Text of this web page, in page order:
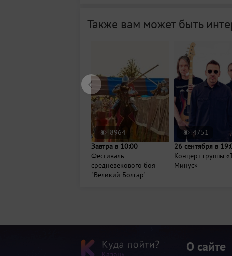
Также вам может быть
8964
Завтра в 10:00
Фестиваль
средневекового боя
"Великий Болгар"
4751
26 сентября в
Концерт группы
Минус»
О сайте